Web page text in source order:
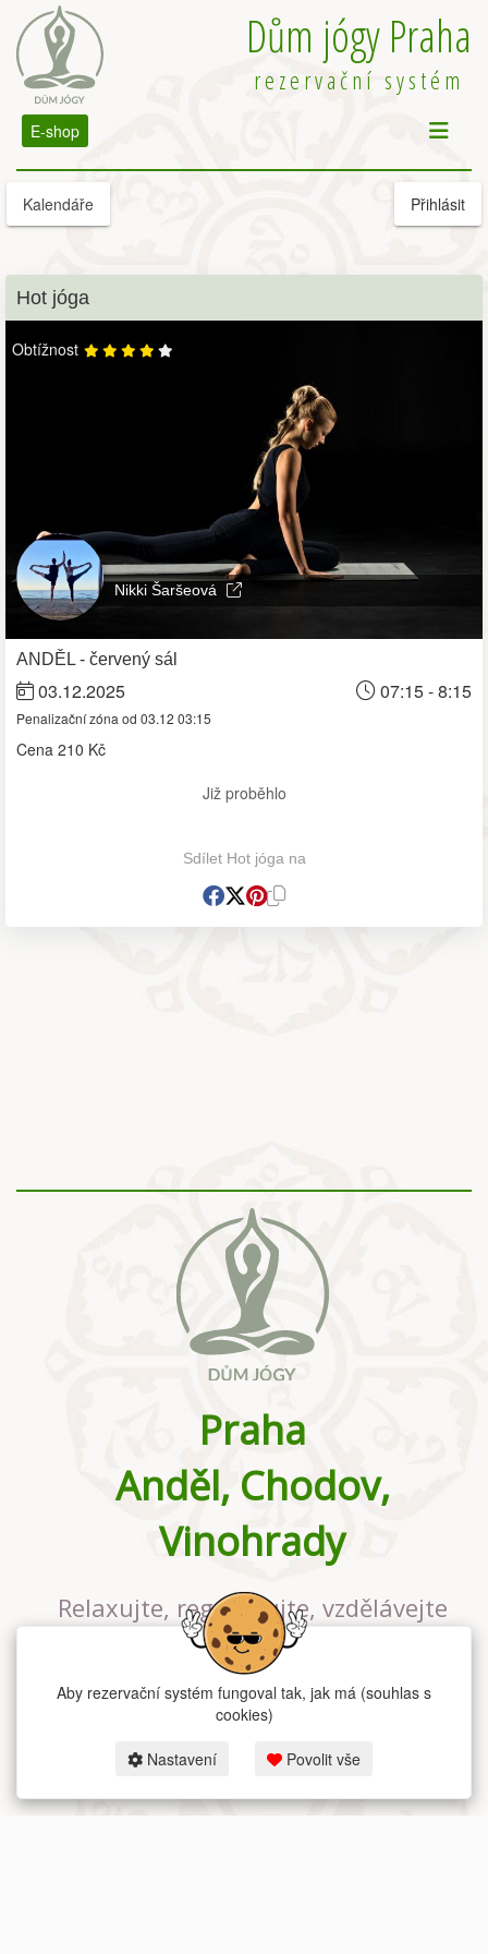
Dům jógy Praha
rezervační systém
E-shop
Kalendáře Přihlásit
Hot jóga
Obtížnost
Nikki Šaršeová
ANDĚL - červený sál
03.12.2025 07:15 - 8:15
Penalizační zóna od 03.12 03:15
Cena 210 Kč
Již proběhlo
Sdílet Hot jóga na
Praha
Anděl, Chodov,
Vinohrady
Relaxujte, regenerujte, vzdělávejte
se v největším jógovém studiu v
Praze
Aby rezervační systém fungoval tak, jak má (souhlas s
cookies)
Nastavení Povolit vše